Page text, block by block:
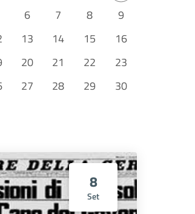
6 7 8
9
13 14 15
16
20 21 22
23
27 28 29
30
8
Set